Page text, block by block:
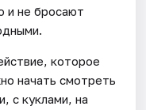
и не бросают
которое
начать смотреть
с куклами, на